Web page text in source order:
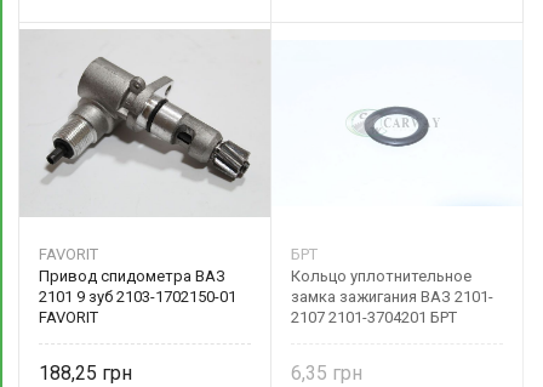
FAVORIT
Привод спидометра ВАЗ
2101 9 зуб 2103-1702150-01
FAVORIT
188,25
БРТ
Кольцо уплотнительное
замка зажигания ВАЗ 2101-
2107 2101-3704201 БРТ
6,35